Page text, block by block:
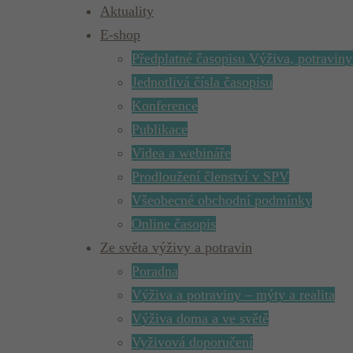
Aktuality
E-shop
Předplatné časopisu Výživa,
Jednotlivá čísla časopisu
Konference
Publikace
Videa a webináře
Prodloužení členství v SPV
Všeobecné obchodní podmínky
Online časopis
Ze světa výživy a potravin
Poradna
Výživa a potraviny – mýty a realita
Výživa doma a ve světě
Vyživová doporučení